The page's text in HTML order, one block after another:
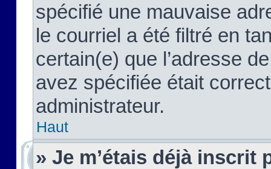
spécifié une mauvaise
le courriel a été filtré en
certain(e) que l’adresse
avez spécifiée était
administrateur.
Haut
» Je m’étais déjà inscrit